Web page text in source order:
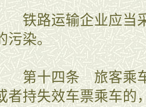
路运输企业应当采
污染。
十四条 旅客乘车
者持失效车票乘车的